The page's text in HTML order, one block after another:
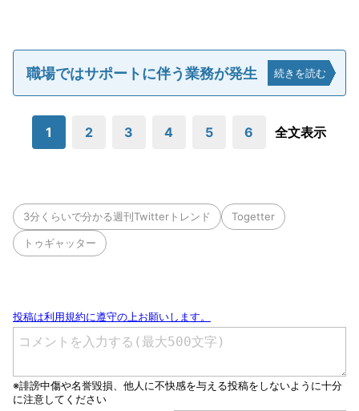
職場ではサポートに伴う業務が発生 続きを読む
1 2 3 4 5 6 全文表示
3分くらいで分かる週刊Twitterトレンド Togetter
トゥギャッター